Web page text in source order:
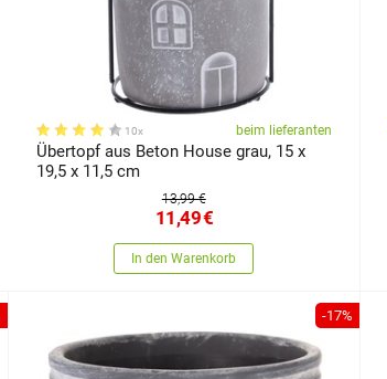
10x beim lieferanten
Übertopf aus Beton House grau, 15 x
19,5 x 11,5 cm
13,99 €
11,49€
In den Warenkorb
-17%